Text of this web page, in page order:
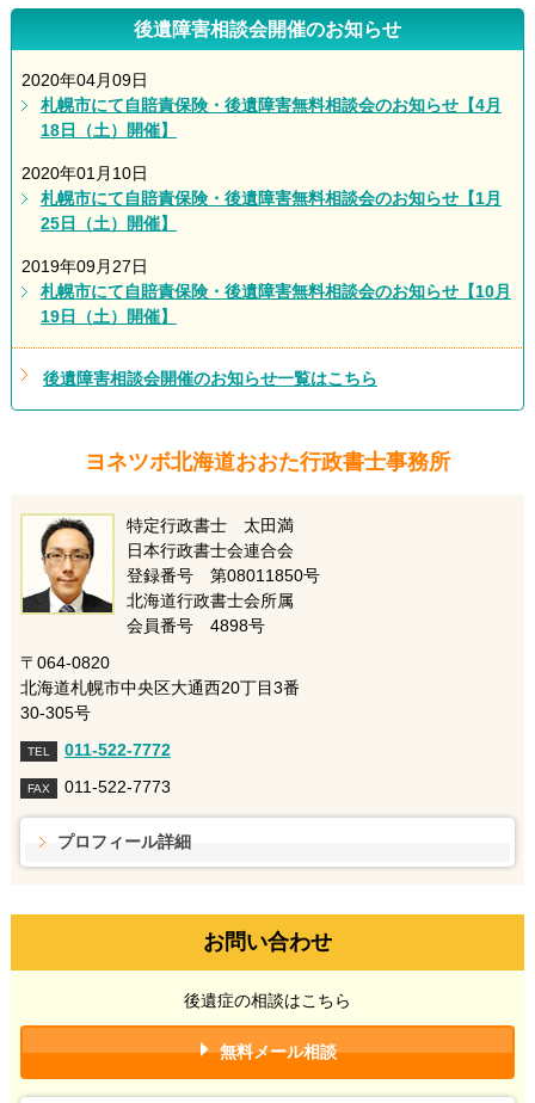
後遺障害相談会開催のお知らせ
2020年04月09日
札幌市にて自賠責保険・後遺障害無料相談会のお知らせ【4月
18日（土）開催】
2020年01月10日
札幌市にて自賠責保険・後遺障害無料相談会のお知らせ【1月
25日（土）開催】
2019年09月27日
札幌市にて自賠責保険・後遺障害無料相談会のお知らせ【10月
19日（土）開催】
後遺障害相談会開催のお知らせ一覧はこちら
ヨネツボ北海道おおた行政書士事務所
特定行政書士 太田満
日本行政書士会連合会
登録番号 第08011850号
北海道行政書士会所属
会員番号 4898号
〒064-0820
北海道札幌市中央区大通西20丁目3番
30-305号
TEL 011-522-7772
FAX 011-522-7773
プロフィール詳細
お問い合わせ
後遺症の相談はこちら
無料メール相談